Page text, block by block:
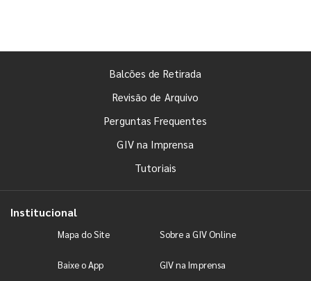
Balcões de Retirada
Revisão de Arquivo
Perguntas Frequentes
GIV na Imprensa
Tutoriais
Institucional
Mapa do Site Sobre a GIV Online
Baixe o App GIV na Imprensa